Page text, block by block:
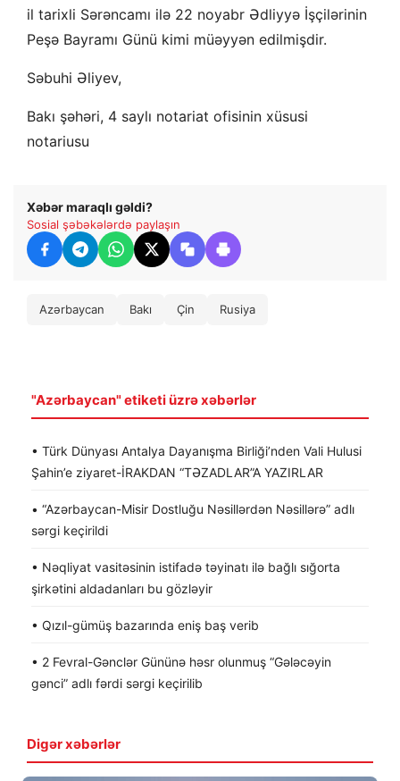
il tarixli Sərəncamı ilə 22 noyabr Ədliyyə İşçilərinin
Peşə Bayramı Günü kimi müəyyən edilmişdir.
Səbuhi Əliyev,
Bakı şəhəri, 4 saylı notariat ofisinin xüsusi
notariusu
Xəbər maraqlı gəldi?
Sosial şəbəkələrdə paylaşın
Azərbaycan Bakı Çin Rusiya
"Azərbaycan" etiketi üzrə xəbərlər
• Türk Dünyası Antalya Dayanışma Birliği’nden Vali Hulusi
Şahin’e ziyaret-İRAKDAN “TƏZADLAR”A YAZIRLAR
• “Azərbaycan-Misir Dostluğu Nəsillərdən Nəsillərə” adlı
sərgi keçirildi
• Nəqliyat vasitəsinin istifadə təyinatı ilə bağlı sığorta
şirkətini aldadanları bu gözləyir
• Qızıl-gümüş bazarında eniş baş verib
• 2 Fevral-Gənclər Gününə həsr olunmuş “Gələcəyin
gənci” adlı fərdi sərgi keçirilib
Digər xəbərlər